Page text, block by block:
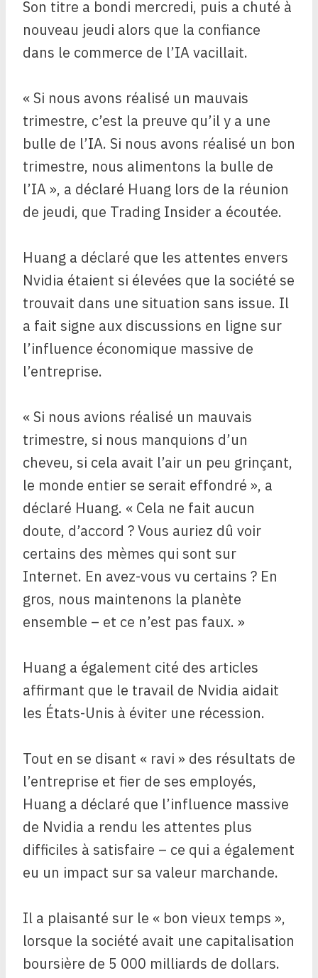
Son titre a bondi mercredi, puis a chuté à
nouveau jeudi alors que la confiance
dans le commerce de l’IA vacillait.
« Si nous avons réalisé un mauvais
trimestre, c’est la preuve qu’il y a une
bulle de l’IA. Si nous avons réalisé un bon
trimestre, nous alimentons la bulle de
l’IA », a déclaré Huang lors de la réunion
de jeudi, que Trading Insider a écoutée.
Huang a déclaré que les attentes envers
Nvidia étaient si élevées que la société se
trouvait dans une situation sans issue. Il
a fait signe aux discussions en ligne sur
l’influence économique massive de
l’entreprise.
« Si nous avions réalisé un mauvais
trimestre, si nous manquions d’un
cheveu, si cela avait l’air un peu grinçant,
le monde entier se serait effondré », a
déclaré Huang. « Cela ne fait aucun
doute, d’accord ? Vous auriez dû voir
certains des mèmes qui sont sur
Internet. En avez-vous vu certains ? En
gros, nous maintenons la planète
ensemble – et ce n’est pas faux. »
Huang a également cité des articles
affirmant que le travail de Nvidia aidait
les États-Unis à éviter une récession.
Tout en se disant « ravi » des résultats de
l’entreprise et fier de ses employés,
Huang a déclaré que l’influence massive
de Nvidia a rendu les attentes plus
difficiles à satisfaire – ce qui a également
eu un impact sur sa valeur marchande.
Il a plaisanté sur le « bon vieux temps »,
lorsque la société avait une capitalisation
boursière de 5 000 milliards de dollars.